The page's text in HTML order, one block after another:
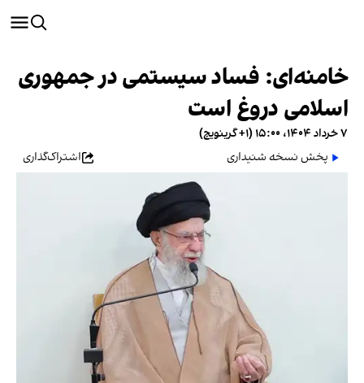
خامنه‌ای: فساد سیستمی در جمهوری
اسلامی دروغ است
۷ خرداد ۱۴۰۴، ۱۵:۰۰ (‎+۱ گرینویچ)
پخش نسخه شنیداری
اشتراک‌گذاری